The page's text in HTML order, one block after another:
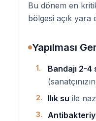
Bu dönem en
bölgesi açık yara
Yapılması
1.
Bandajı 2-4
2. Ilık su ile
3.